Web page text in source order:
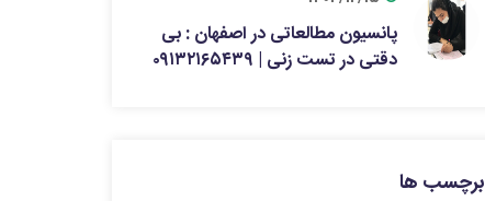
پانسیون مطالعاتی در اصفهان : بی
دقتی در تست زنی | ۰۹۱۳۲۱۶۵۴۳۹
برچسب ها